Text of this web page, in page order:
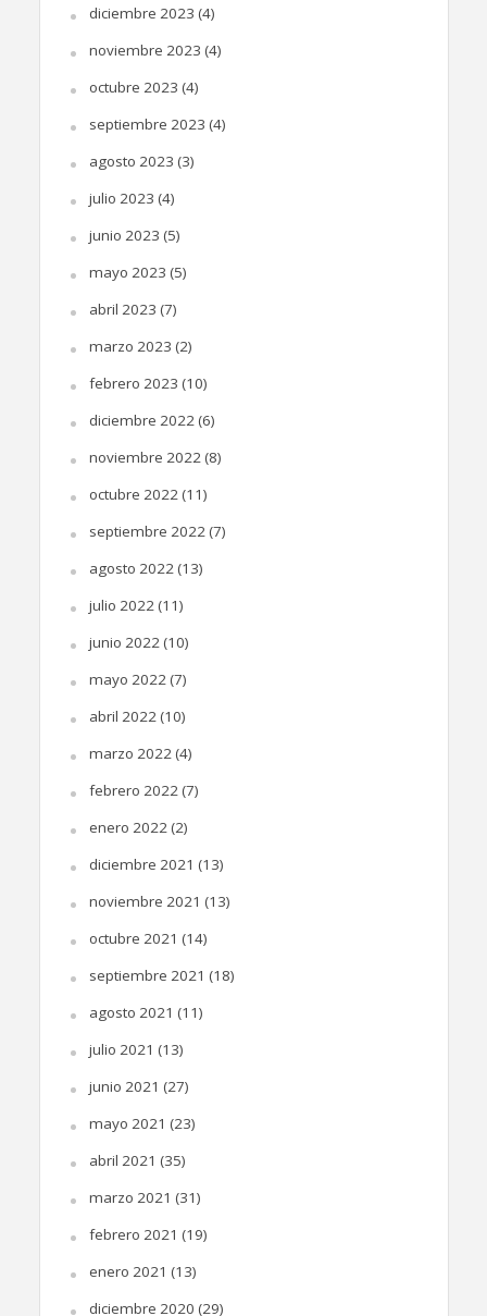
diciembre 2023 (4)
noviembre 2023 (4)
octubre 2023 (4)
septiembre 2023 (4)
agosto 2023 (3)
julio 2023 (4)
junio 2023 (5)
mayo 2023 (5)
abril 2023 (7)
marzo 2023 (2)
febrero 2023 (10)
diciembre 2022(6)
noviembre 2022(8)
octubre 2022(11)
septiembre 2022(7)
agosto 2022(13)
julio 2022(11)
junio 2022(10)
mayo 2022(7)
abril 2022(10)
marzo 2022(4)
febrero 2022(7)
enero 2022(2)
diciembre 2021 (13)
noviembre 2021 (13)
octubre 2021 (14)
septiembre 2021 (18)
agosto 2021 (11)
julio 2021 (13)
junio 2021 (27)
mayo 2021 (23)
abril 2021 (35)
marzo 2021 (31)
febrero 2021 (19)
enero 2021 (13)
diciembre 2020 (29)